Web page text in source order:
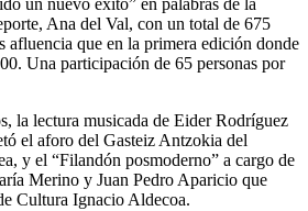
un nuevo éxito” en palabras de la
Ana del Val, con un total de 675
afluencia que en la primera edición donde
Una participación de 65 personas por
la lectura musicada de Eider Rodríguez
el aforo del Gasteiz Antzokia del
y el “Filandón posmoderno” a cargo de
Merino y Juan Pedro Aparicio que
Cultura Ignacio Aldecoa.